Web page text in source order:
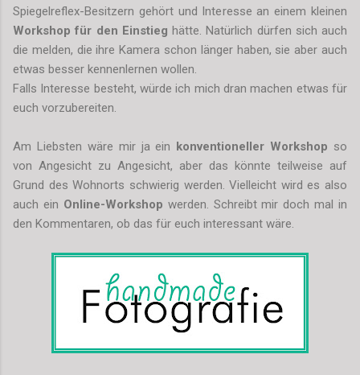
Spiegelreflex-Besitzern gehört und Interesse an einem kleinen
Workshop für den Einstieg hätte. Natürlich dürfen sich auch
die melden, die ihre Kamera schon länger haben, sie aber auch
etwas besser kennenlernen wollen.
Falls Interesse besteht, würde ich mich dran machen etwas für
euch vorzubereiten.
Am Liebsten wäre mir ja ein konventioneller Workshop so
von Angesicht zu Angesicht, aber das könnte teilweise auf
Grund des Wohnorts schwierig werden. Vielleicht wird es also
auch ein Online-Workshop werden. Schreibt mir doch mal in
den Kommentaren, ob das für euch interessant wäre.